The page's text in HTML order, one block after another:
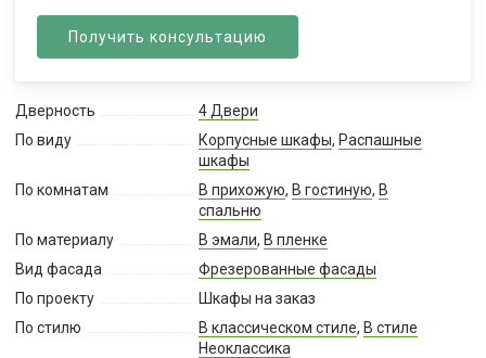
Получить консультацию
Дверность
4 Двери
По виду
Корпусные шкафы, Распашные
шкафы
По комнатам
В прихожую, В гостиную, В
спальню
По материалу
В эмали, В пленке
Вид фасада
Фрезерованные фасады
По проекту
Шкафы на заказ
По стилю
В классическом стиле, В стиле
Неоклассика